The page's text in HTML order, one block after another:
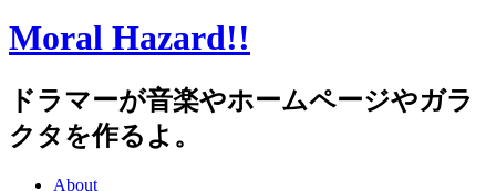
Moral Hazard!!
ドラマーが音楽やホームページやガラ
クタを作るよ。
About